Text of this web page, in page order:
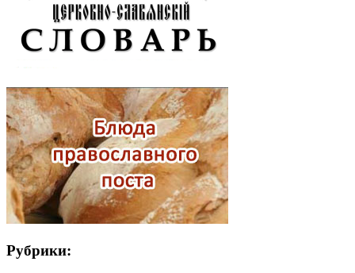
Рубрики: